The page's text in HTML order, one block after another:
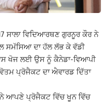
ਸਾਲਾ ਵਿਦਿਆਰਥਣ ਗੁਰਨੂਰ ਕੌਰ ਨੇ
ਸਮੱਸਿਆ ਦਾ ਹੱਲ ਲੱਭ ਕੇ ਵੱਡੀ
ਖੋਜ ਲਈ ਉਸ ਨੂੰ ਕੈਨੇਡਾ-ਵਿਆਪੀ
ਪ੍ਰੋਜੈਕਟ ਦਾ ਐਵਾਰਡ ਦਿੱਤਾ
ਆਪਣੇ ਪ੍ਰੋਜੈਕਟ ਵਿੱਚ ਖੂਨ ਵਿੱਚ